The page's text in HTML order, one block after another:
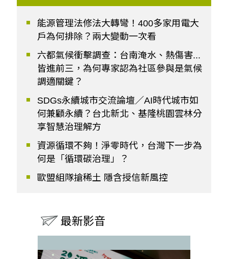
能源管理法修法大轉彎！400多家用電大
戶為何排除？兩大變動一次看
六都氣候衝擊調查：台南淹水、熱傷害...
皆進前三，為何專家認為社區參與是氣候
調適關鍵？
SDGs永續城市交流論壇／AI時代城市如
何兼顧永續？台北新北、基隆桃園雲林分
享智慧治理解方
資源循環不夠！淨零時代，台灣下一步為
何是「循環碳治理」？
歐盟組隊搶稀土 隱含授信新風控
最新影音